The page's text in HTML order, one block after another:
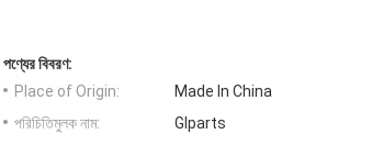
পণ্যের বিবরণ:
Place of Origin:
Made In China
পরিচিতিমুলক নাম:
Glparts